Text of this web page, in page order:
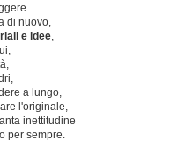
di nuovo,
e idee,
a lungo,
l'originale,
inettitudine
per sempre.